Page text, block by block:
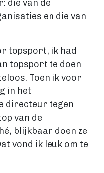
die van de
en die van
topsport, ik had
topsport te doen
Toen ik voor
in het
directeur tegen
van de
blijkbaar doen ze
vond ik leuk om te